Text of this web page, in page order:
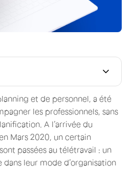
et de personnel, a été
les professionnels, sans
A l’arrivée du
Mars 2020, un certain
passées au télétravail : un
leur mode d’organisation